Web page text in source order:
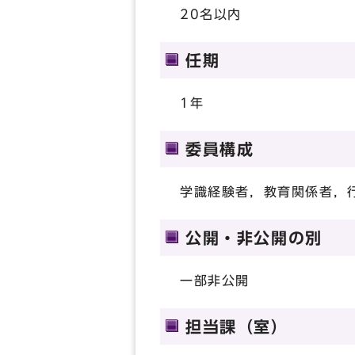
20名以内
任期
1年
委員構成
学識経験者，教育関係者，
公開・非公開の別
一部非公開
担当課（室）